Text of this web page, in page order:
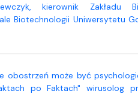
kierownik Zakładu
Biotechnologii Uniwersytetu
obostrzeń może być
po Faktach" wirusolog